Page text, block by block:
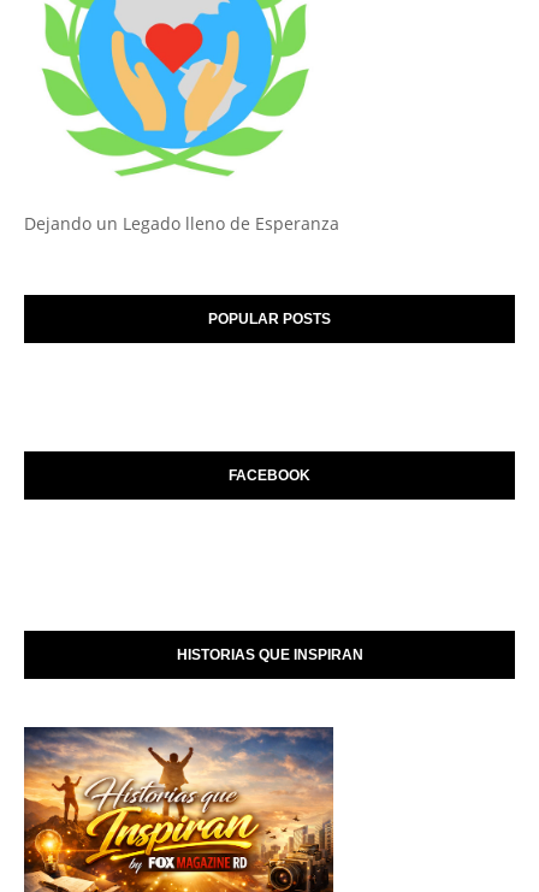
Dejando un Legado lleno de Esperanza
POPULAR POSTS
FACEBOOK
HISTORIAS QUE INSPIRAN